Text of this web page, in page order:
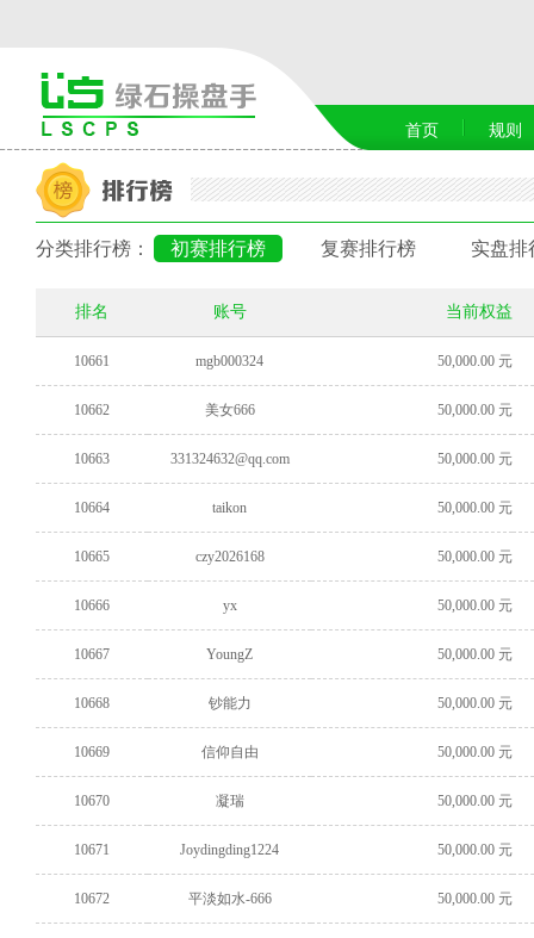
首页 规则
分类排行榜： 初赛排行榜 复赛排行榜 实盘排
排名 账号 当前权益
10661 mgb000324 50,000.00 元
10662 美女666 50,000.00 元
10663 331324632@qq.com 50,000.00 元
10664 taikon 50,000.00 元
10665 czy2026168 50,000.00 元
10666 yx 50,000.00 元
10667 YoungZ 50,000.00 元
10668 钞能力 50,000.00 元
10669 信仰自由 50,000.00 元
10670 凝瑞 50,000.00 元
10671 Joydingding1224 50,000.00 元
10672 平淡如水-666 50,000.00 元